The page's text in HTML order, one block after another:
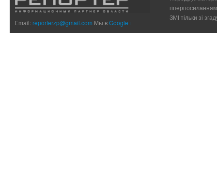
Email:reporterzp@gmail.com Мы вGoogle+
ЗМІ тільки зі